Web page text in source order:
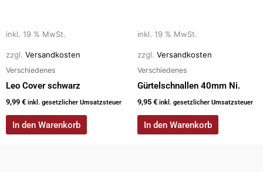
inkl. 19 % MwSt.
zzgl. Versandkosten
Verschiedenes
Leo Cover schwarz
9,99 € inkl. gesetzlicher Umsatzsteuer
In den Warenkorb
inkl. 19 % MwSt.
zzgl. Versandkosten
Verschiedenes
Gürtelschnallen 40mm Ni.
9,95 € inkl. gesetzlicher Umsatzsteuer
In den Warenkorb